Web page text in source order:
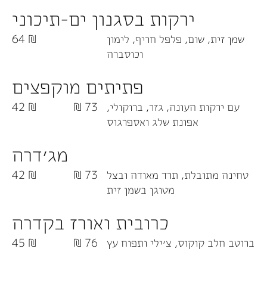
ירקות בסגנון ים-תיכוני
שמן זית, שום, פלפל חריף, לימון
וכוסברה
64 ₪
פתיתים מוקפצים
עם ירקות העונה, גזר, ברוקולי,
אפונת שלג ואספרגוס
42 ₪ 73 ₪
מג׳דרה
טחינה מתובלת, תרד מאודה ובצל
מטוגן בשמן זית
42 ₪ 73 ₪
כרובית ואורז בקדרה
ברוטב חלב קוקוס, צ׳ילי ותפוח עץ 45 ₪ 76 ₪